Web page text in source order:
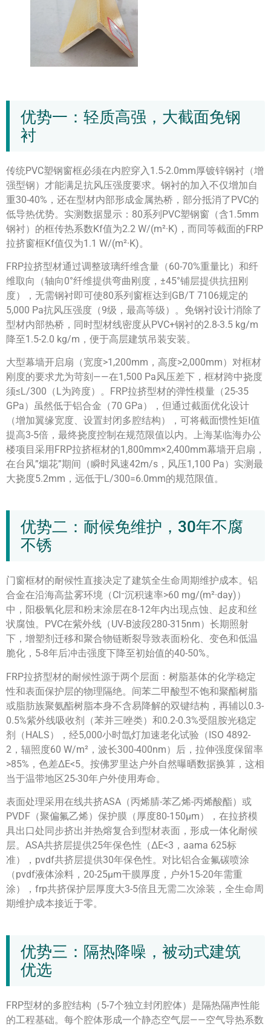
优势一：轻质高强，大截面免钢
衬
传统PVC塑钢窗框必须在内腔穿入1.5-2.0mm厚镀锌钢衬（增
强型钢）才能满足抗风压强度要求。钢衬的加入不仅增加自
重30-40%，还在型材内部形成金属热桥，部分抵消了PVC的
低导热优势。实测数据显示：80系列PVC塑钢窗（含1.5mm
钢衬）的框传热系数Kf值为2.2 W/(m²·K)，而同等截面的FRP
拉挤窗框Kf值仅为1.1 W/(m²·K)。
FRP拉挤型材通过调整玻璃纤维含量（60-70%重量比）和纤
维取向（轴向0°纤维提供弯曲刚度，±45°铺层提供抗扭刚
度），无需钢衬即可使80系列窗框达到GB/T 7106规定的
5,000 Pa抗风压强度（9级，最高等级）。免钢衬设计消除了
型材内部热桥，同时型材线密度从PVC+钢衬的2.8-3.5 kg/m
降至1.5-2.0 kg/m，便于高层建筑吊装安装。
大型幕墙开启扇（宽度>1,200mm，高度>2,000mm）对框材
刚度的要求尤为苛刻——在1,500 Pa风压差下，框材跨中挠度
须≤L/300（L为跨度）。FRP拉挤型材的弹性模量（25-35
GPa）虽然低于铝合金（70 GPa），但通过截面优化设计
（增加翼缘宽度、设置封闭多腔结构），可将截面惯性矩I值
提高3-5倍，最终挠度控制在规范限值以内。上海某临海办公
楼项目采用FRP拉挤框材的1,800mm×2,400mm幕墙开启扇，
在台风”烟花”期间（瞬时风速42m/s，风压1,100 Pa）实测最
大挠度5.2mm，远低于L/300=6.0mm的规范限值。
优势二：耐候免维护，30年不腐
不锈
门窗框材的耐候性直接决定了建筑全生命周期维护成本。铝
合金在沿海高盐雾环境（Cl⁻沉积速率>60 mg/(m²·day)）
中，阳极氧化层和粉末涂层在8-12年内出现点蚀、起皮和丝
状腐蚀。PVC在紫外线（UV-B波段280-315nm）长期照射
下，增塑剂迁移和聚合物链断裂导致表面粉化、变色和低温
脆化，5-8年后冲击强度下降至初始值的40-50%。
FRP拉挤型材的耐候性源于两个层面：树脂基体的化学稳定
性和表面保护层的物理隔绝。间苯二甲酸型不饱和聚酯树脂
或脂肪族聚氨酯树脂本身不含易降解的双键结构，再辅以0.3-
0.5%紫外线吸收剂（苯并三唑类）和0.2-0.3%受阻胺光稳定
剂（HALS），经5,000小时氙灯加速老化试验（ISO 4892-
2，辐照度60 W/m²，波长300-400nm）后，拉伸强度保留率
>85%，色差ΔE<5。按佛罗里达户外自然曝晒数据换算，这相
当于温带地区25-30年户外使用寿命。
表面处理采用在线共挤ASA（丙烯腈-苯乙烯-丙烯酸酯）或
PVDF（聚偏氟乙烯）保护膜（厚度80-150μm），在拉挤模
具出口处同步挤出并热熔复合到型材表面，形成一体化耐候
层。ASA共挤层提供25年保色性（ΔE<3，aama 625标
准），pvdf共挤层提供30年保色性。对比铝合金氟碳喷涂
（pvdf液体涂料，20-25μm干膜厚度，户外15-20年需重
涂），frp共挤保护层厚度大3-5倍且无需二次涂装，全生命周
期维护成本接近于零。
优势三：隔热降噪，被动式建筑
优选
FRP型材的多腔结构（5-7个独立封闭腔体）是隔热隔声性能
的工程基础。每个腔体形成一个静态空气层——空气导热系数